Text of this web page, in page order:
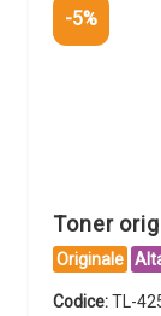
-5%
Toner
Originale
Codice:TL-